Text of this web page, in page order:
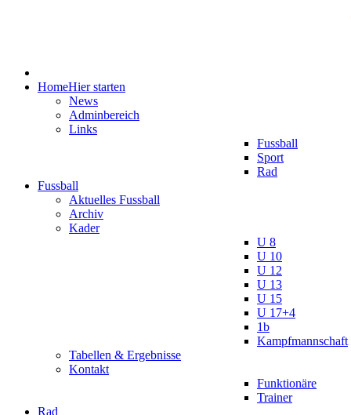
HomeHier starten
News
Adminbereich
Links
Fussball
Sport
Rad
Fussball
Aktuelles Fussball
Archiv
Kader
U 8
U 10
U 12
U 13
U 15
U 17+4
1b
Kampfmannschaft
Tabellen & Ergebnisse
Kontakt
Funktionäre
Trainer
Rad